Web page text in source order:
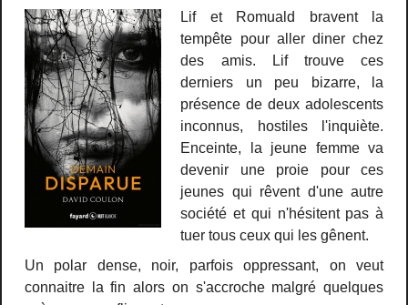
Lif et Romuald bravent la
tempête pour aller diner chez
des amis. Lif trouve ces
derniers un peu bizarre, la
présence de deux adolescents
inconnus, hostiles l'inquiète.
Enceinte, la jeune femme va
devenir une proie pour ces
jeunes qui rêvent d'une autre
société et qui n'hésitent pas à
tuer tous ceux qui les gênent.
Un polar dense, noir, parfois oppressant, on veut
connaitre la fin alors on s'accroche malgré quelques